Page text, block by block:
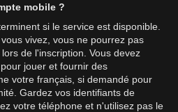
mobile ?
si le service est disponible.
vivez, vous ne pourrez pas
de l'inscription. Vous devez
jouer et fournir des
votre français, si demandé pour
Gardez vos identifiants de
votre téléphone et n'utilisez pas le